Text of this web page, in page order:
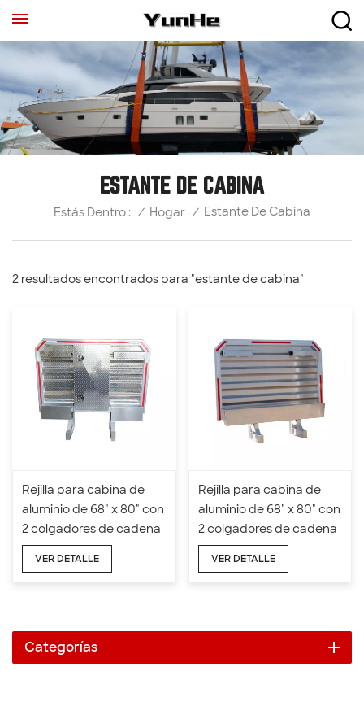
ESTANTE DE CABINA
Estás Dentro : / Hogar / Estante De Cabina
2 resultados encontrados para "estante de cabina"
Rejilla para cabina de
aluminio de 68" x 80" con
2 colgadores de cadena
y 2 medias bandejas
VER DETALLE
Rejilla para cabina de
aluminio de 68" x 80" con
2 colgadores de cadena
y bandejas completas
VER DETALLE
Categorías